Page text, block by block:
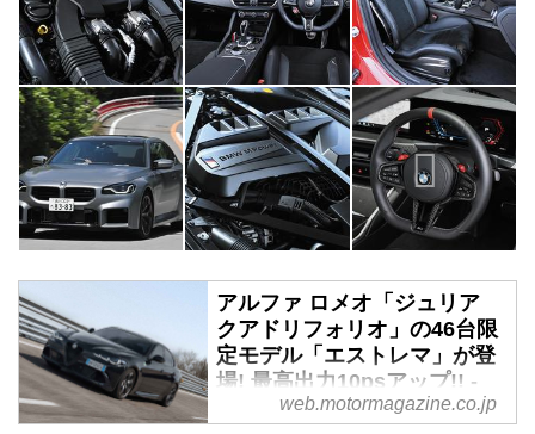
アルファ ロメオ「ジュリア
クアドリフォリオ」の46台限
定モデル「エストレマ」が登
場! 最高出力10psアップ!! -
Webモーターマガジン
web.motormagazine.co.jp